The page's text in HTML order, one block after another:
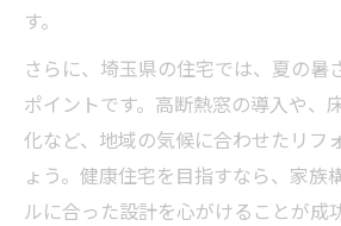
建築リフォームで叶える安心
建築リフォームで強い耐
イント
安心安全を高める建築リフ
す。
さらに、埼玉県の住宅では、夏の暑
ポイントです。高断熱窓の導入や、
化など、地域の気候に合わせたリフ
ょう。健康住宅を目指すなら、家族
ルに合った設計を心がけることが成